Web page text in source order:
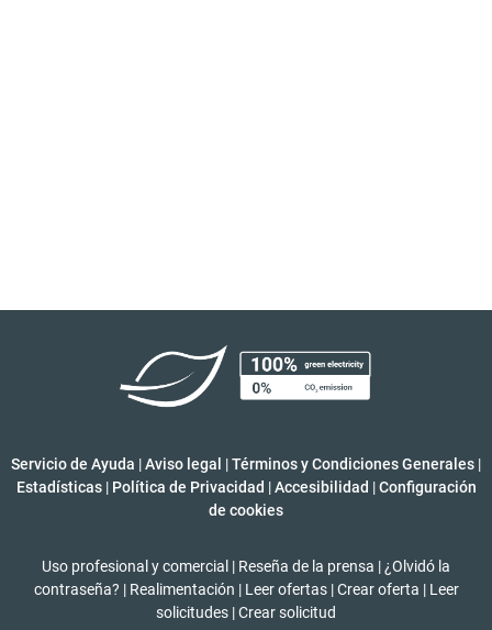
Servicio de Ayuda |Aviso legal |Términos y Condiciones Generales |
Estadísticas | Política de Privacidad | Accesibilidad | Configuración
de cookies
Uso profesional y comercial | Reseña de la prensa | ¿Olvidó la
contraseña? | Realimentación | Leer ofertas | Crear oferta | Leer
solicitudes |Crear solicitud